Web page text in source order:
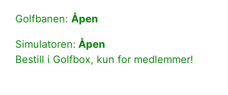
Golfbanen: Åpen
Simulatoren: Åpen
Bestill i Golfbox, kun for medlemmer!